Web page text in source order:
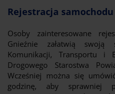
Rejestracja samochodu
Osoby zainteresowane
Gnieźnie załatwią
Komunikacji, Transportu i
Drogowego Starostwa
Wcześniej można się
godzinę, aby sprawniej